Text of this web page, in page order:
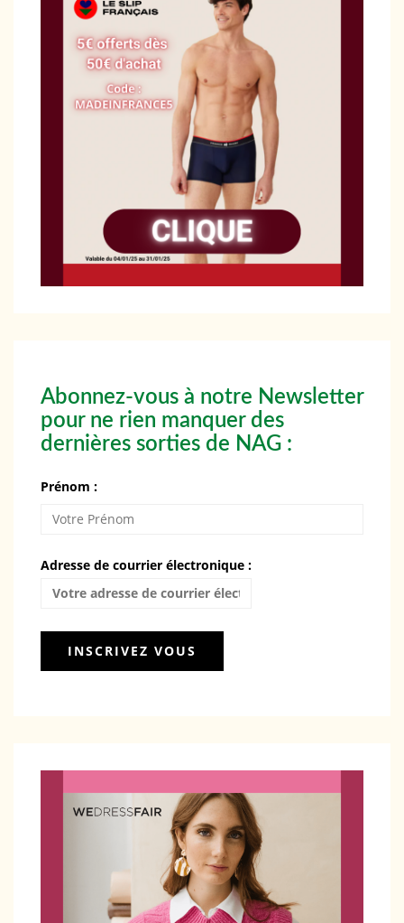
Abonnez-vous à notre Newsletter
pour ne rien manquer des
dernières sorties de NAG :
Prénom :
Adresse de courrier électronique :